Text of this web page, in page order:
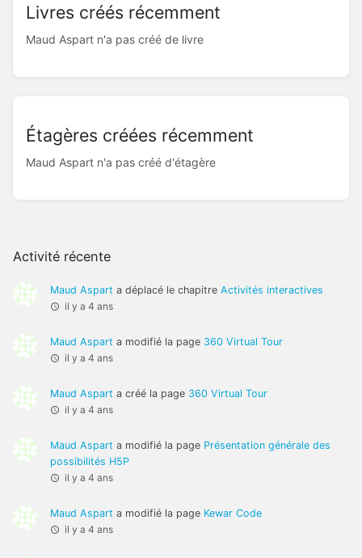
Activité récente
Maud Aspart a déplacé le chapitre Activités interactives
il y a 4 ans
Maud Aspart a modifié la page 360 Virtual Tour
il y a 4 ans
Maud Aspart a créé la page 360 Virtual Tour
il y a 4 ans
Maud Aspart a modifié la page Présentation générale des
possibilités H5P
il y a 4 ans
Maud Aspart a modifié la page Kewar Code
il y a 4 ans
Livres créés récemment
Maud Aspart n'a pas créé de livre
Étagères créées récemment
Maud Aspart n'a pas créé d'étagère